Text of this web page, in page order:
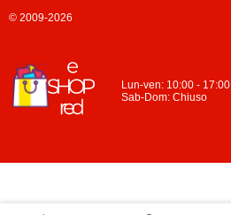
Lun-ven: 10:00 - 17:00
Sab-Dom: Chiuso
© 2009-2026